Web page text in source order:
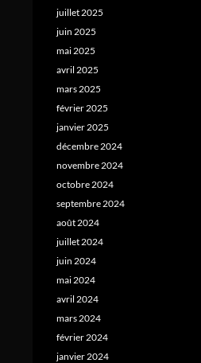
juillet 2025
juin 2025
mai 2025
avril 2025
mars 2025
février 2025
janvier 2025
décembre 2024
novembre 2024
octobre 2024
septembre 2024
août 2024
juillet 2024
juin 2024
mai 2024
avril 2024
mars 2024
février 2024
janvier 2024